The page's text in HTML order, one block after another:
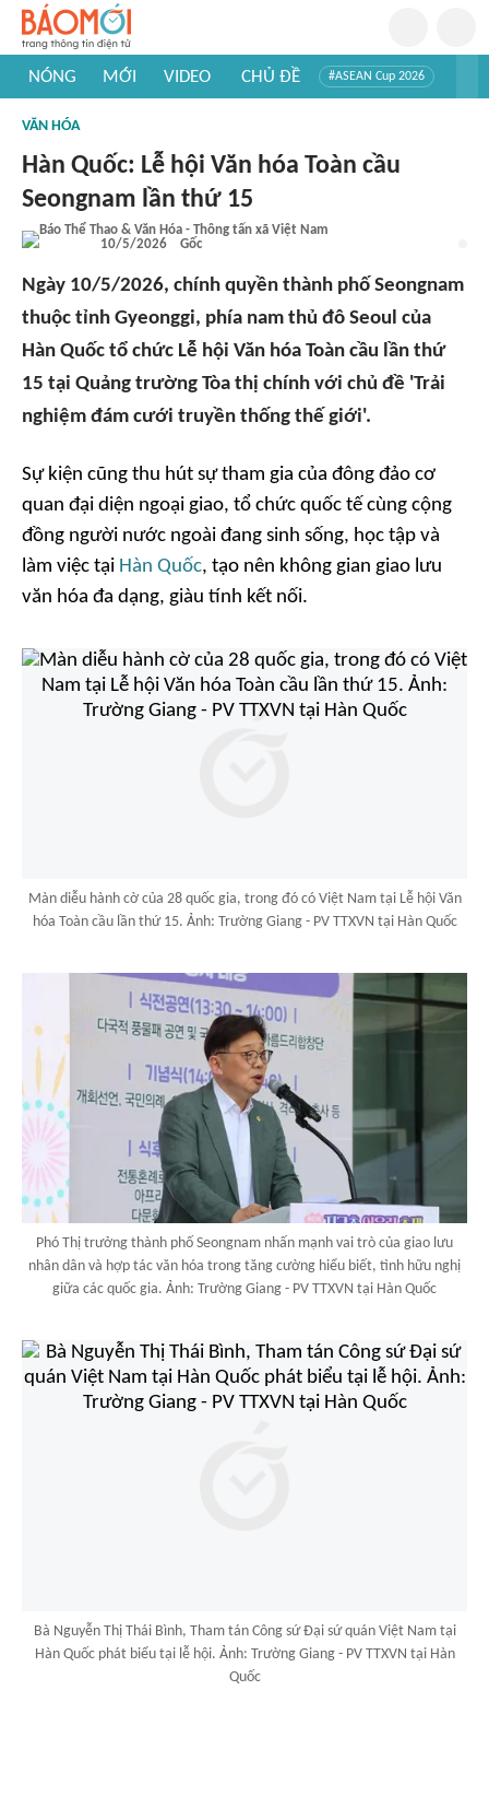
NÓNG MỚI VIDEO CHỦ ĐỀ #ASEAN Cup 2026
#Khám phá thế giới
VĂN HÓA
Hàn Quốc: Lễ hội Văn hóa Toàn cầu
Seongnam lần thứ 15
10/5/2026 Gốc
Ngày 10/5/2026, chính quyền thành phố Seongnam
thuộc tỉnh Gyeonggi, phía nam thủ đô Seoul của
Hàn Quốc tổ chức Lễ hội Văn hóa Toàn cầu lần thứ
15 tại Quảng trường Tòa thị chính với chủ đề 'Trải
nghiệm đám cưới truyền thống thế giới'.
Sự kiện cũng thu hút sự tham gia của đông đảo cơ
quan đại diện ngoại giao, tổ chức quốc tế cùng cộng
đồng người nước ngoài đang sinh sống, học tập và
làm việc tại Hàn Quốc, tạo nên không gian giao lưu
văn hóa đa dạng, giàu tính kết nối.
Màn diễu hành cờ của 28 quốc gia, trong đó có Việt Nam tại Lễ hội Văn
hóa Toàn cầu lần thứ 15. Ảnh: Trường Giang - PV TTXVN tại Hàn Quốc
Phó Thị trưởng thành phố Seongnam nhấn mạnh vai trò của giao lưu
nhân dân và hợp tác văn hóa trong tăng cường hiểu biết, tình hữu nghị
giữa các quốc gia. Ảnh: Trường Giang - PV TTXVN tại Hàn Quốc
Bà Nguyễn Thị Thái Bình, Tham tán Công sứ Đại sứ quán Việt Nam tại
Hàn Quốc phát biểu tại lễ hội. Ảnh: Trường Giang - PV TTXVN tại Hàn
Quốc